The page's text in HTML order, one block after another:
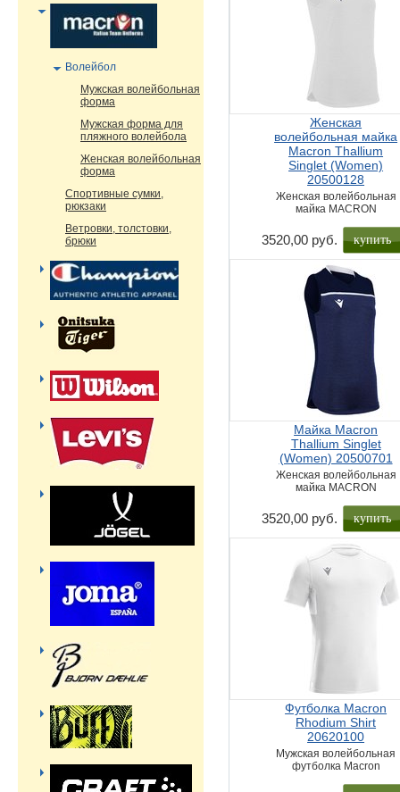
Женская
волейбольная майка
Macron Thallium
Singlet (Women)
20500128
Женская волейбольная
майка MACRON
3520,00 руб. купить
Майка Macron
Thallium Singlet
(Women) 20500701
Женская волейбольная
майка MACRON
3520,00 руб. купить
Футболка Macron
Rhodium Shirt
20620100
Мужская волейбольная
футболка Macron
Волейбол
Мужская волейбольная
форма
Мужская форма для
пляжного волейбола
Женская волейбольная
форма
Спортивные сумки,
рюкзаки
Ветровки, толстовки,
брюки